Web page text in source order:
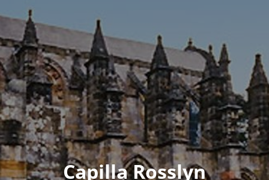
Capilla Rosslyn